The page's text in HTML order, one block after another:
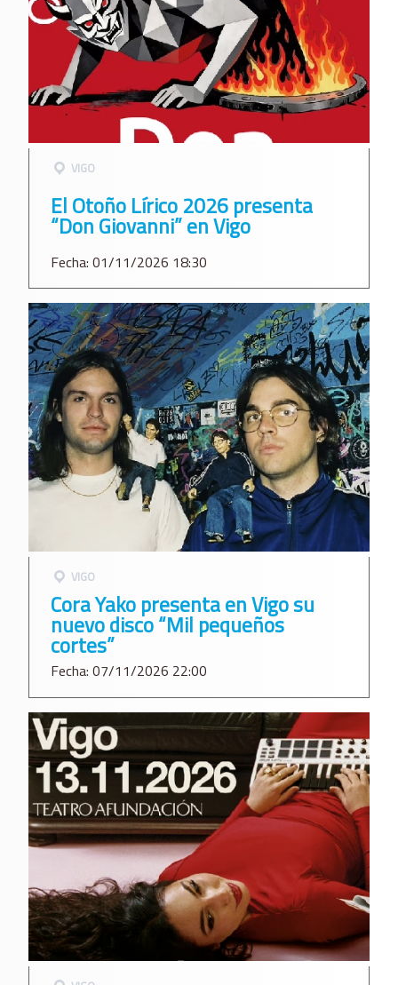
VIGO
El Otoño Lírico 2026 presenta
“Don Giovanni” en Vigo
Fecha: 01/11/2026 18:30
VIGO
Cora Yako presenta en Vigo su
nuevo disco “Mil pequeños
cortes”
Fecha: 07/11/2026 22:00